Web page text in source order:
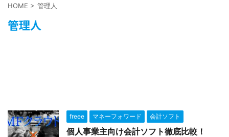
HOME > 管理人
管理人
freee マネーフォワード 会計ソフト
個人事業主向け会計ソフト徹底比較！